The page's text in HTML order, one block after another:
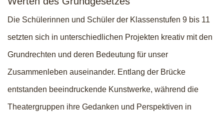
Die Schülerinnen und Schüler der Klassenstufen 9 bis 11
setzten sich in unterschiedlichen Projekten kreativ mit den
Grundrechten und deren Bedeutung für unser
Zusammenleben auseinander. Entlang der Brücke
entstanden beeindruckende Kunstwerke, während die
Theatergruppen ihre Gedanken und Perspektiven in